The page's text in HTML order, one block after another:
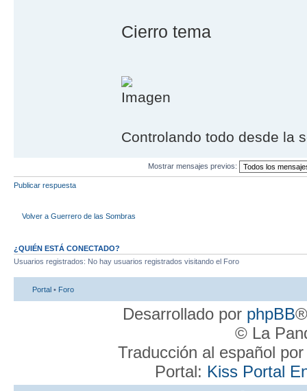
Cierro tema
Controlando todo desde la
Mostrar mensajes previos:
Publicar respuesta
Volver a Guerrero de las Sombras
¿QUIÉN ESTÁ CONECTADO?
Usuarios registrados: No hay usuarios registrados visitando el Foro
Portal • Foro
Desarrollado por phpBB
© La
Traducción al español
Portal: Kiss Portal